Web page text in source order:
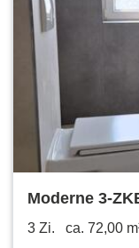
Moderne 3-
ruhige,
3 Zi. ca. 72,00